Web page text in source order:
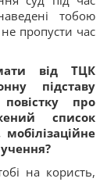
тобою
пропусти час
від ТЦК
підставу
повістку про
список
на користь,